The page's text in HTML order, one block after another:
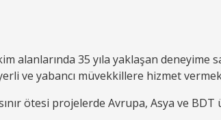
alanlarında 35 yıla yaklaşan deneyime
ve yabancı müvekkillere hizmet
ötesi projelerde Avrupa, Asya ve BDT